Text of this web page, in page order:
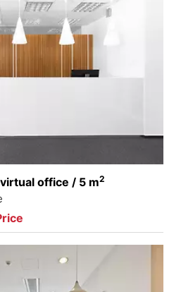
office / 5 m2